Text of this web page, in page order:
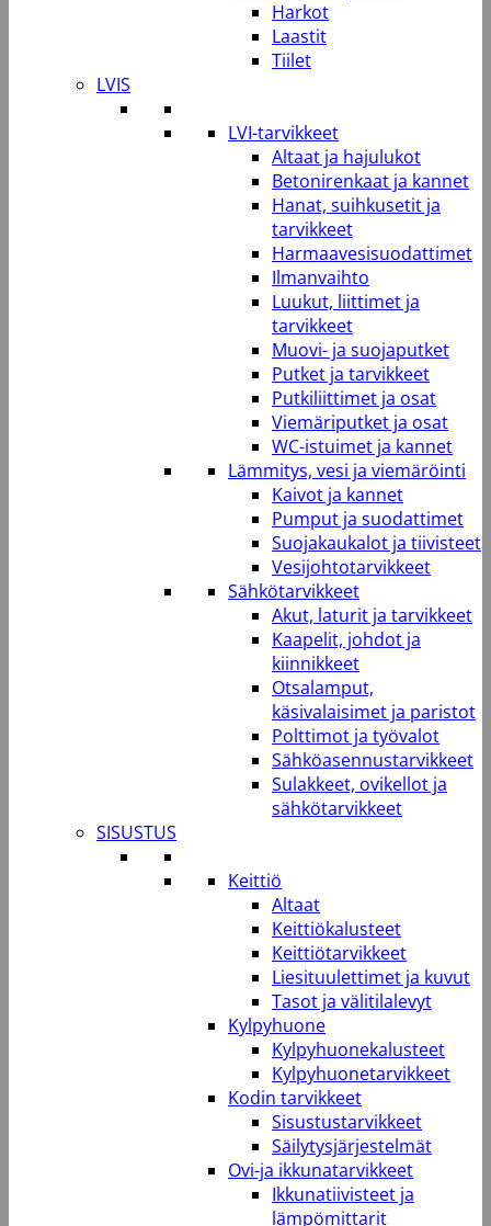
Harkot
Laastit
Tiilet
LVIS
LVI-tarvikkeet
Altaat ja hajulukot
Betonirenkaat ja kannet
Hanat, suihkusetit ja
tarvikkeet
Harmaavesisuodattimet
Ilmanvaihto
Luukut, liittimet ja
tarvikkeet
Muovi- ja suojaputket
Putket ja tarvikkeet
Putkiliittimet ja osat
Viemäriputket ja osat
WC-istuimet ja kannet
Lämmitys, vesi ja viemäröinti
Kaivot ja kannet
Pumput ja suodattimet
Suojakaukalot ja tiivisteet
Vesijohtotarvikkeet
Sähkötarvikkeet
Akut, laturit ja tarvikkeet
Kaapelit, johdot ja
kiinnikkeet
Otsalamput,
käsivalaisimet ja paristot
Polttimot ja työvalot
Sähköasennustarvikkeet
Sulakkeet, ovikellot ja
sähkötarvikkeet
SISUSTUS
Keittiö
Altaat
Keittiökalusteet
Keittiötarvikkeet
Liesituulettimet ja kuvut
Tasot ja välitilalevyt
Kylpyhuone
Kylpyhuonekalusteet
Kylpyhuonetarvikkeet
Kodin tarvikkeet
Sisustustarvikkeet
Säilytysjärjestelmät
Ovi-ja ikkunatarvikkeet
Ikkunatiivisteet ja
lämpömittarit